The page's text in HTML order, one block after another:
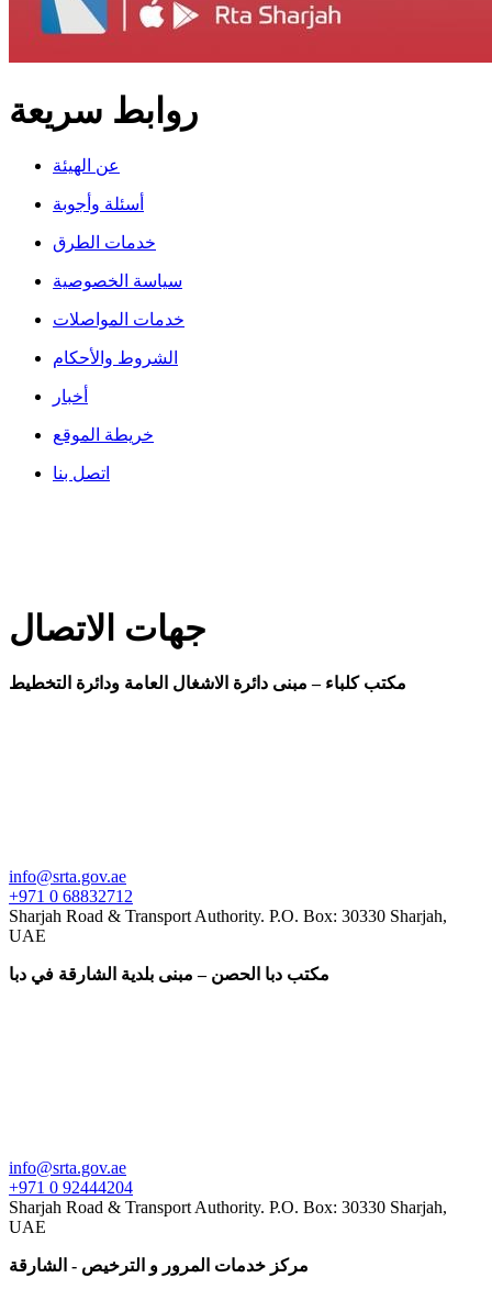
روابط سريعة
عن الهيئة
أسئلة وأجوبة
خدمات الطرق
سياسة الخصوصية
خدمات المواصلات
الشروط والأحكام
أخبار
خريطة الموقع
اتصل بنا
جهات الاتصال
مكتب كلباء – مبنى دائرة الاشغال العامة ودائرة التخطيط
info@srta.gov.ae
+971 0 68832712
Sharjah Road & Transport Authority. P.O. ​Box​: 30330 Sharjah,
UAE
مكتب دبا الحصن – مبنى بلدية الشارقة في دبا
info@srta.gov.ae
+971 0 92444204
Sharjah Road & Transport Authority. P.O. ​Box​: 30330 Sharjah,
UAE
مركز خدمات المرور و الترخيص - الشارقة